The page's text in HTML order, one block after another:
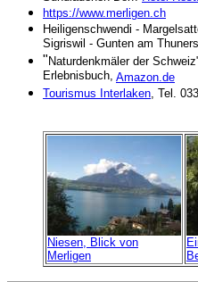
https://www.merligen.ch
Heiligenschwendi -
Sigriswil - Gunten am
" Naturdenkmäler der
Erlebnisbuch, Amazon.de
Tourismus Interlaken, Tel.
Niesen, Blick von
Merligen